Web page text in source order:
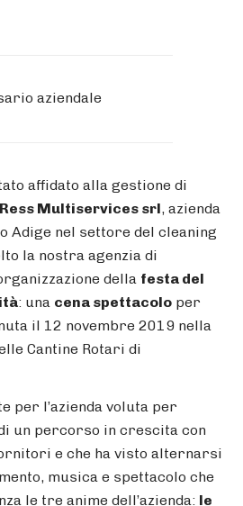
aziendale
affidato alla gestione di
Ress Multiservices srl, azienda
Adige nel settore del cleaning
la nostra agenzia di
della festa del
: una cena spettacolo per
il 12 novembre 2019 nella
Cantine Rotari di
per l’azienda voluta per
un percorso in crescita con
e che ha visto alternarsi
musica e spettacolo che
le tre anime dell’azienda: le